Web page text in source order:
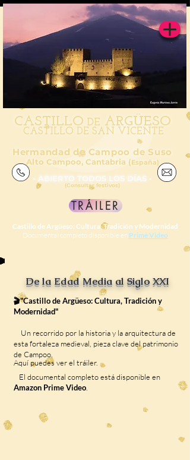
CASTILLO DE ARGÜESO
CASTILLO DE SAN VICENTE
Hermandad de Campoo de Suso
Alto Campoo, Cantabria (España)
- ABIERTO TODOS LOS DÍAS -
(Consultar festivos)
TRÁILER
Castillo de Argüeso: Cultura, Tradición y Modernidad
Documental completo disponible en Prime Video
De la Edad Media al Siglo XXI
🎬"Castillo de Argüeso: Cultura, Tradición y
Modernidad"
Un recorrido por la historia y la arquitectura de
esta fortaleza medieval, pieza clave del patrimonio
de Campoo.
Aquí puedes ver el tráiler.
El documental completo está disponible en
Amazon Prime Video